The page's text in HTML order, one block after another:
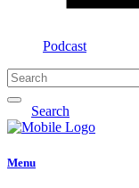
Podcast
Search
Menu